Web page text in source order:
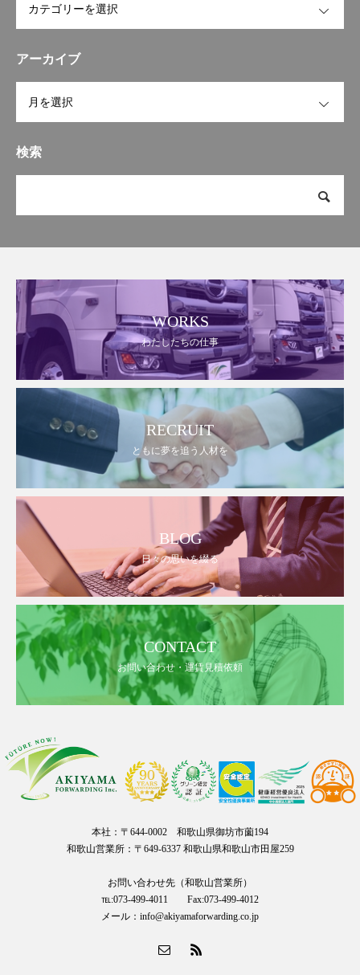
アーカイブ
検索
WORKS
わたしたちの仕事
RECRUIT
ともに夢を追う人材を
BLOG
日々の思いを綴る
CONTACT
お問い合わせ・運賃見積依頼
本社：〒644-0002 和歌山県御坊市薗194
和歌山営業所：〒649-6337 和歌山県和歌山市田屋259
お問い合わせ先（和歌山営業所）
℡:073-499-4011 Fax:073-499-4012
メール：info@akiyamaforwarding.co.jp